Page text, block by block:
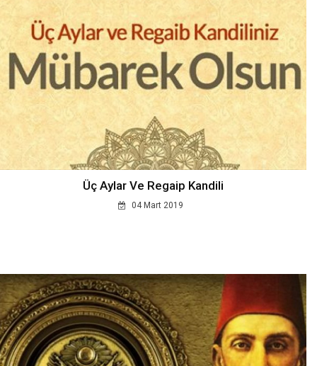
Üç Aylar Ve Regaip Kandili
04 Mart 2019